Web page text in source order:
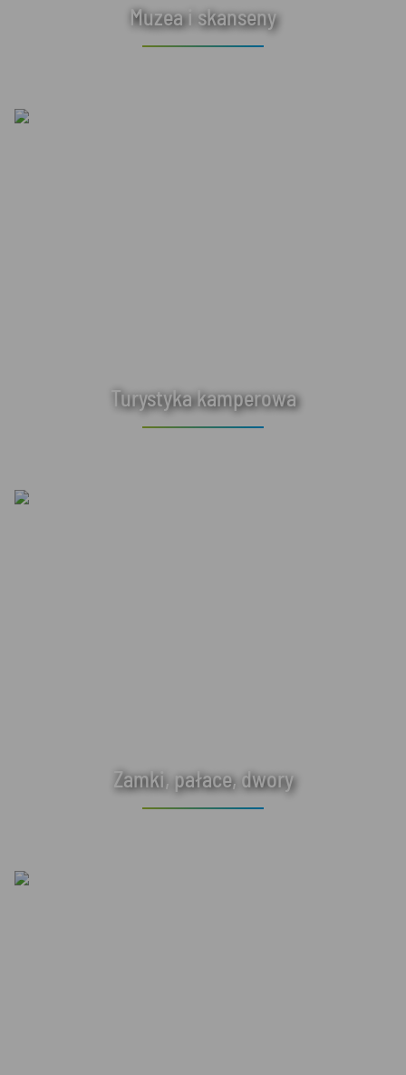
Muzea i skanseny
Turystyka kamperowa
Zamki, pałace, dwory